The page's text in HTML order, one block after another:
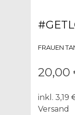
FRAUEN
20,00
inkl. 3,19
Versand